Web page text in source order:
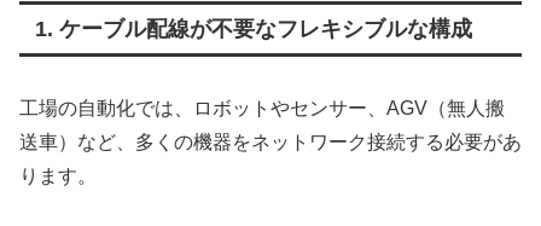
1. ケーブル配線が不要なフレキシブルな構成
工場の自動化では、ロボットやセンサー、AGV（無人搬
送車）など、多くの機器をネットワーク接続する必要があ
ります。